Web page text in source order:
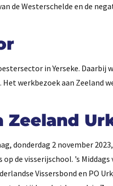
de Westerschelde en de
in Yerseke. Daarbij
Het werkbezoek aan
Zeeland
donderdag 2 november
op de visserijschool. ’s
Vissersbond en PO